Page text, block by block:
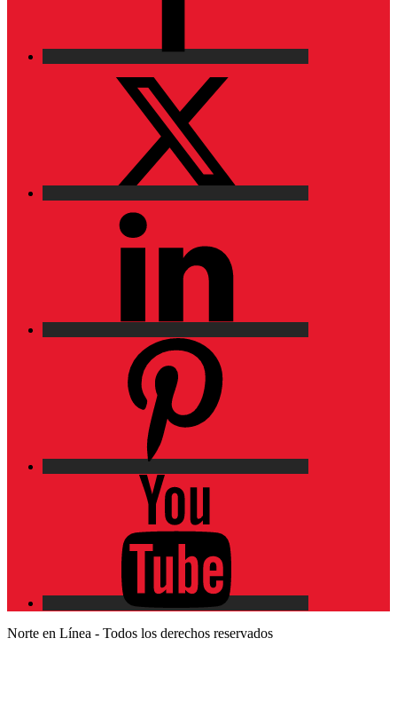
Norte en Línea - Todos los derechos reservados